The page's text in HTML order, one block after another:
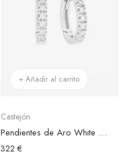
+ Añadir al carrito
Castejón
Pendientes de Aro White Shine
322 €